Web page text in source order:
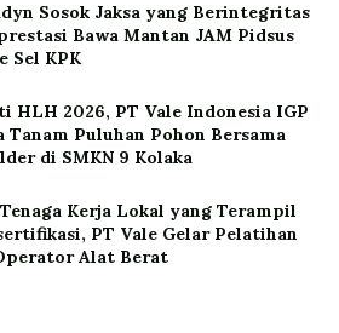
Sosok Jaksa yang Berintegritas
Bawa Mantan JAM Pidsus
Sel KPK
HLH 2026, PT Vale Indonesia IGP
Tanam Puluhan Pohon Bersama
di SMKN 9 Kolaka
Kerja Lokal yang Terampil
PT Vale Gelar Pelatihan
Alat Berat